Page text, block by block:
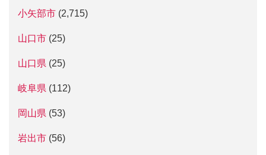
小矢部市 (2,715)
山口市 (25)
山口県 (25)
岐阜県 (112)
岡山県 (53)
岩出市 (56)